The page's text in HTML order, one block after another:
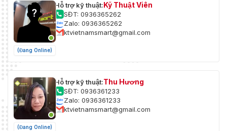
(Đang Online)
Hỗ trợ kỹ thuật:Kỹ Thuật Viên
SĐT: 0936365262
Zalo: 0936365262
ktvietnamsmart@gmail.com
(Đang Online)
Hỗ trợ kỹ thuật:Thu Hương
SĐT: 0936361233
Zalo: 0936361233
ktvietnamsmart@gmail.com